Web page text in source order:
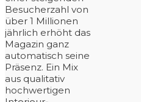
Besucherzahl von
über 1 Millionen
jährlich erhöht das
Magazin ganz
automatisch seine
Präsenz. Ein Mix
aus qualitativ
hochwertigen